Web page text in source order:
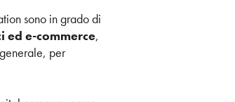
sono in grado di
ed e-commerce,
per